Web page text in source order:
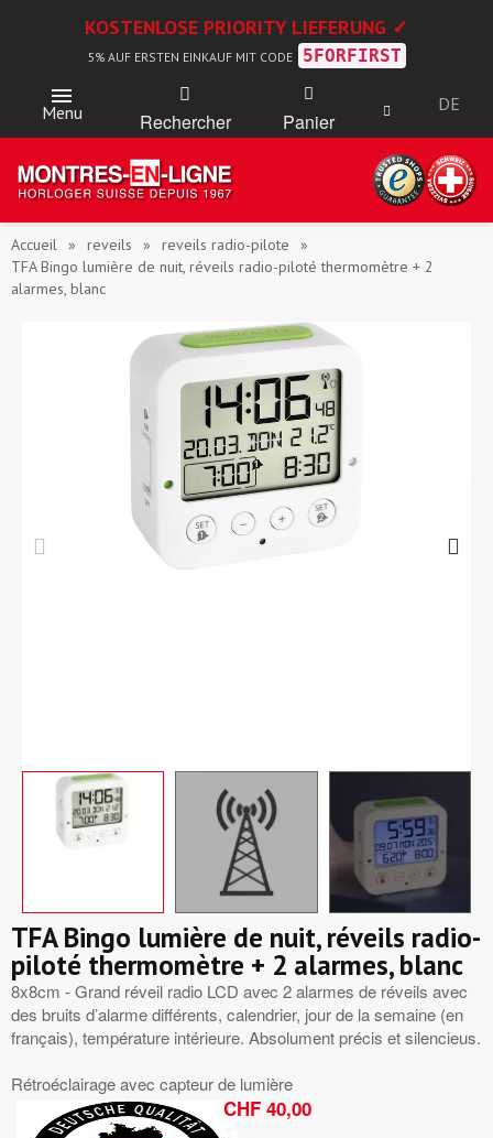
KOSTENLOSE PRIORITY LIEFERUNG ✓
5% AUF ERSTEN EINKAUF MIT CODE 5FORFIRST
Menu Rechercher Panier
DE
Accueil reveils
reveils radio-pilote
TFA Bingo lumière de nuit, réveils radio-piloté thermomètre + 2
alarmes, blanc
TFA Bingo lumière de nuit, réveils radio-
piloté thermomètre + 2 alarmes, blanc
8x8cm - Grand réveil radio LCD avec 2 alarmes de réveils avec
des bruits d’alarme différents, calendrier, jour de la semaine (en
français), température intérieure. Absolument précis et silencieus.
Rétroéclairage avec capteur de lumière
CHF 40,00